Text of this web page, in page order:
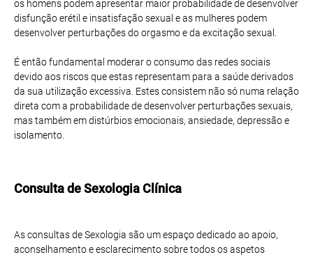
os homens podem apresentar maior probabilidade de desenvolver
disfunção erétil e insatisfação sexual e as mulheres podem
desenvolver perturbações do orgasmo e da excitação sexual.
É então fundamental moderar o consumo das redes sociais
devido aos riscos que estas representam para a saúde derivados
da sua utilização excessiva. Estes consistem não só numa relação
direta com a probabilidade de desenvolver perturbações sexuais,
mas também em distúrbios emocionais, ansiedade, depressão e
isolamento.
Consulta de Sexologia Clínica
As consultas de Sexologia são um espaço dedicado ao apoio,
aconselhamento e esclarecimento sobre todos os aspetos